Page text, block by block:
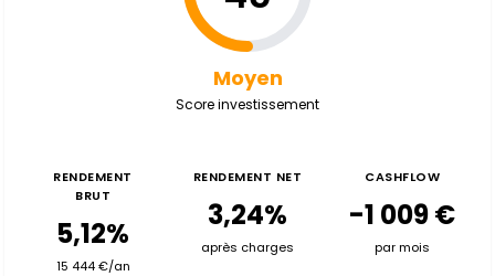
Moyen
Score investissement
RENDEMENT
BRUT
5,12%
15 444 €/an
RENDEMENT NET
3,24%
après charges
CASHFLOW
-1 009 €
par mois